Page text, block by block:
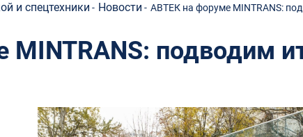
и спецтехники - Новости - АВТЕК на форуме MINTRANS:
подводим